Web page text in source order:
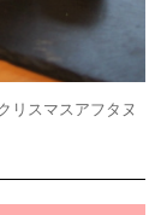
リスマスアフタヌ